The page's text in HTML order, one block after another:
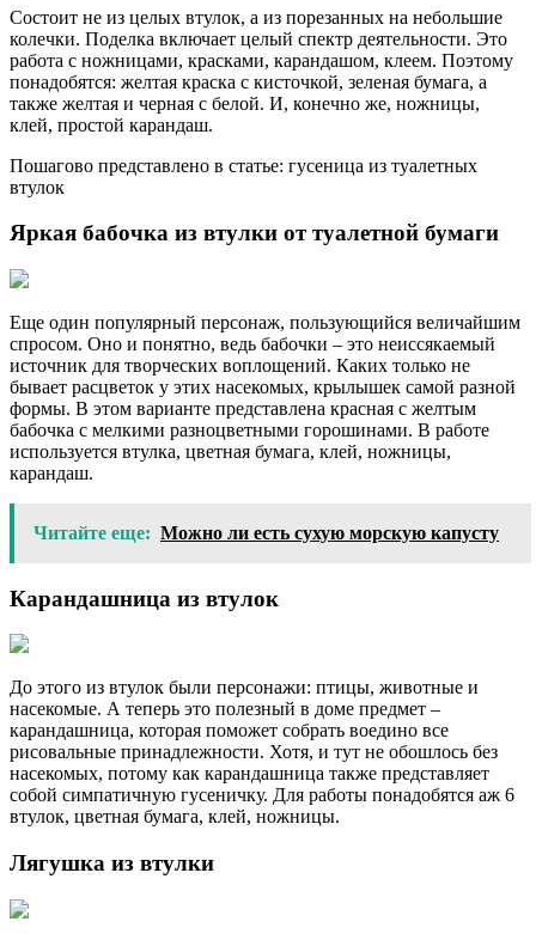
Состоит не из целых втулок, а из порезанных на небольшие
колечки. Поделка включает целый спектр деятельности. Это
работа с ножницами, красками, карандашом, клеем. Поэтому
понадобятся: желтая краска с кисточкой, зеленая бумага, а
также желтая и черная с белой. И, конечно же, ножницы,
клей, простой карандаш.
Пошагово представлено в статье: гусеница из туалетных
втулок
Яркая бабочка из втулки от туалетной бумаги
Еще один популярный персонаж, пользующийся величайшим
спросом. Оно и понятно, ведь бабочки – это неиссякаемый
источник для творческих воплощений. Каких только не
бывает расцветок у этих насекомых, крылышек самой разной
формы. В этом варианте представлена красная с желтым
бабочка с мелкими разноцветными горошинами. В работе
используется втулка, цветная бумага, клей, ножницы,
карандаш.
Читайте еще: Можно ли есть сухую морскую капусту
Карандашница из втулок
До этого из втулок были персонажи: птицы, животные и
насекомые. А теперь это полезный в доме предмет –
карандашница, которая поможет собрать воедино все
рисовальные принадлежности. Хотя, и тут не обошлось без
насекомых, потому как карандашница также представляет
собой симпатичную гусеничку. Для работы понадобятся аж 6
втулок, цветная бумага, клей, ножницы.
Лягушка из втулки